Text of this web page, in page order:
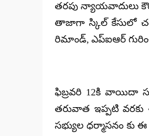
తరపు న్యాయవాదులు
తాజాగా స్కిల్ కేసులో
రిమాండ్, ఎప్ఐఆర్
ఫిబ్రవరి 12కి వాయిదా
తరువాత ఇప్పటి వరకు
సభ్యుల ధర్మాసనం కు